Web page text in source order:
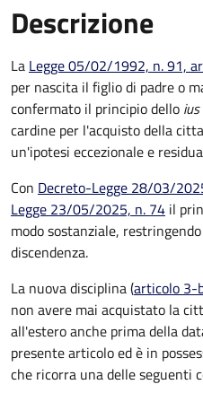
Descrizione
La Legge 05/02/1992, n. 91,
per nascita il figlio di padre o
confermato il principio dello
cardine per l'acquisto della
un'ipotesi eccezionale e
Con Decreto-Legge 28/03/
Legge 23/05/2025, n. 74 il
modo sostanziale,
discendenza.
La nuova disciplina (articolo 3-
non avere mai acquistato la
all'estero anche prima della
presente articolo ed è in
che ricorra una delle seguenti